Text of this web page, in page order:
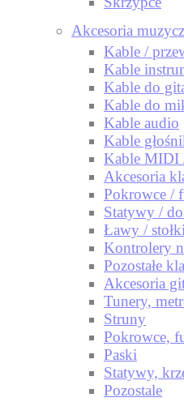
Akcesoria
Kable /
Kable
Kable do
Kable do
Kable audio
Kable
Kable MIDI
Akcesoria
Pokrowce /
Statywy /
Ławy / stołki
Kontrolery
Pozostałe
Akcesoria
Tunery,
Struny
Pokrowce,
Paski
Statywy,
Pozostale